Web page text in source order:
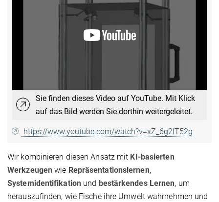
Sie finden dieses Video auf YouTube. Mit Klick
auf das Bild werden Sie dorthin weitergeleitet.
https://www.youtube.com/watch?v=xZ_6g2lT52g
Wir kombinieren diesen Ansatz mit KI-basierten
Werkzeugen wie Repräsentationslernen,
Systemidentifikation und bestärkendes Lernen, um
herauszufinden, wie Fische ihre Umwelt wahrnehmen und